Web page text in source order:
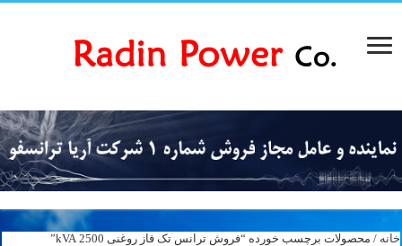
خانه / محصولات برچسب خورده “فروش ترانس تک فاز روغنی 2500 kVA”